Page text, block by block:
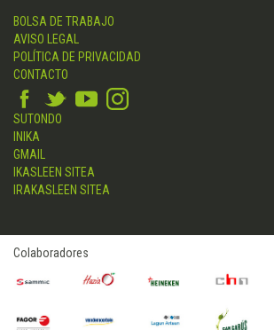
BOLSA DE TRABAJO
AVISO LEGAL
POLÍTICA DE PRIVACIDAD
CONTACTO
SUTONDO
INIKA
GMAIL
IKASLEEN SITEA
IRAKASLEEN SITEA
Colaboradores